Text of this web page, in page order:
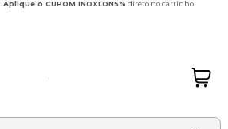
e pedidos
Aplique o CUPOM INOXLON5% direto no carrinho.